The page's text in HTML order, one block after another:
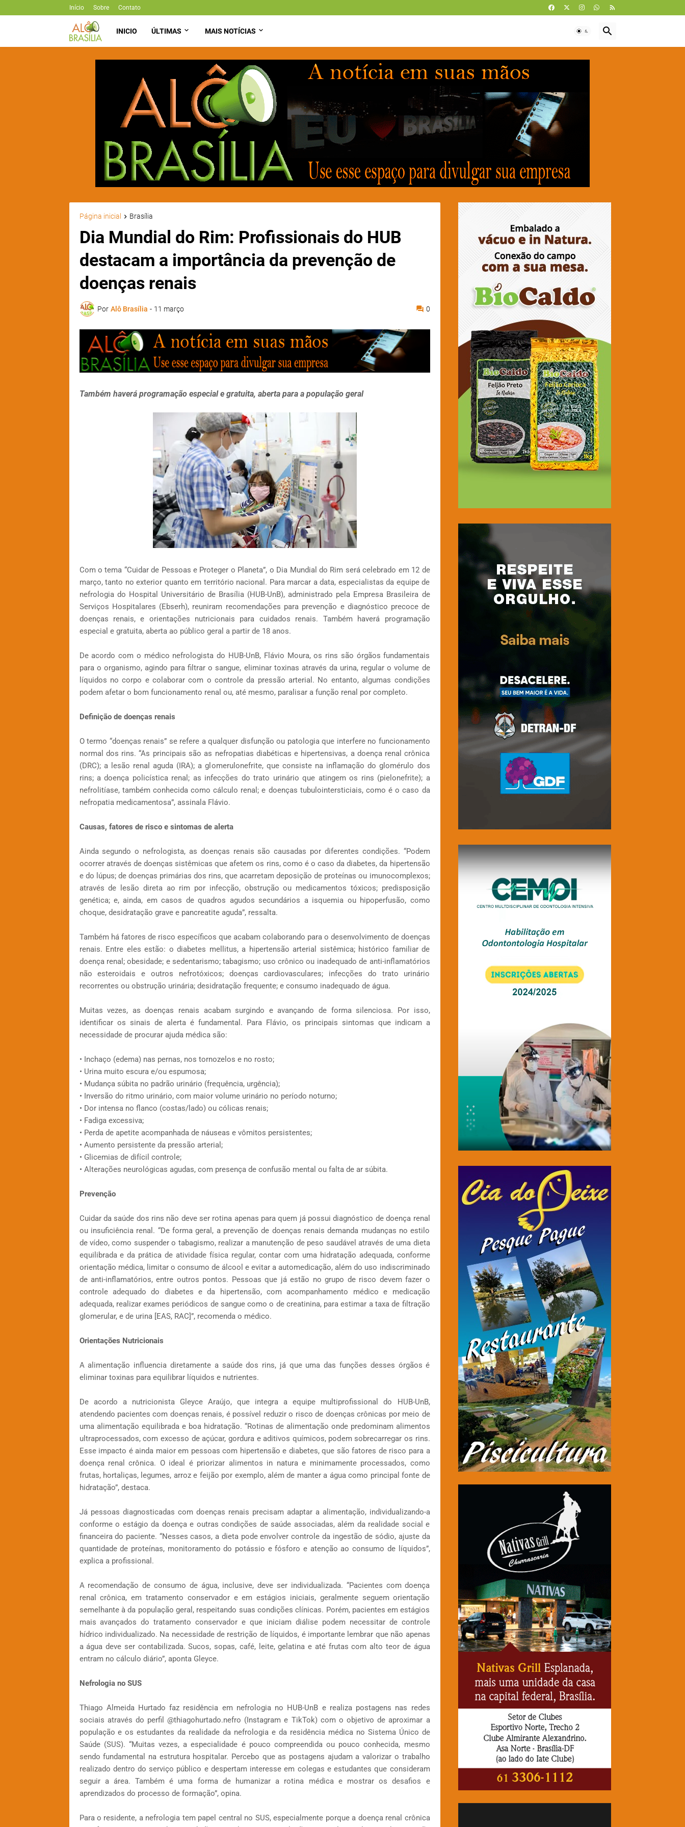
Início Sobre Contato
INICIO ÚLTIMAS MAIS NOTÍCIAS
Página inicial Brasília
Dia Mundial do Rim: Profissionais do HUB
destacam a importância da prevenção de
doenças renais
Por Alô Brasília - 11 março 0
Também haverá programação especial e gratuita, aberta para a população geral
Com o tema “Cuidar de Pessoas e Proteger o Planeta”, o Dia Mundial do Rim será celebrado em 12 de
março, tanto no exterior quanto em território nacional. Para marcar a data, especialistas da equipe de
nefrologia do Hospital Universitário de Brasília (HUB-UnB), administrado pela Empresa Brasileira de
Serviços Hospitalares (Ebserh), reuniram recomendações para prevenção e diagnóstico precoce de
doenças renais, e orientações nutricionais para cuidados renais. Também haverá programação
especial e gratuita, aberta ao público geral a partir de 18 anos.
De acordo com o médico nefrologista do HUB-UnB, Flávio Moura, os rins são órgãos fundamentais
para o organismo, agindo para filtrar o sangue, eliminar toxinas através da urina, regular o volume de
líquidos no corpo e colaborar com o controle da pressão arterial. No entanto, algumas condições
podem afetar o bom funcionamento renal ou, até mesmo, paralisar a função renal por completo.
Definição de doenças renais
O termo “doenças renais” se refere a qualquer disfunção ou patologia que interfere no funcionamento
normal dos rins. “As principais são as nefropatias diabéticas e hipertensivas, a doença renal crônica
(DRC); a lesão renal aguda (IRA); a glomerulonefrite, que consiste na inflamação do glomérulo dos
rins; a doença policística renal; as infecções do trato urinário que atingem os rins (pielonefrite); a
nefrolitíase, também conhecida como cálculo renal; e doenças tubulointersticiais, como é o caso da
nefropatia medicamentosa”, assinala Flávio.
Causas, fatores de risco e sintomas de alerta
Ainda segundo o nefrologista, as doenças renais são causadas por diferentes condições. “Podem
ocorrer através de doenças sistêmicas que afetem os rins, como é o caso da diabetes, da hipertensão
e do lúpus; de doenças primárias dos rins, que acarretam deposição de proteínas ou imunocomplexos;
através de lesão direta ao rim por infecção, obstrução ou medicamentos tóxicos; predisposição
genética; e, ainda, em casos de quadros agudos secundários a isquemia ou hipoperfusão, como
choque, desidratação grave e pancreatite aguda”, ressalta.
Também há fatores de risco específicos que acabam colaborando para o desenvolvimento de doenças
renais. Entre eles estão: o diabetes mellitus, a hipertensão arterial sistêmica; histórico familiar de
doença renal; obesidade; e sedentarismo; tabagismo; uso crônico ou inadequado de anti-inflamatórios
não esteroidais e outros nefrotóxicos; doenças cardiovasculares; infecções do trato urinário
recorrentes ou obstrução urinária; desidratação frequente; e consumo inadequado de água.
Muitas vezes, as doenças renais acabam surgindo e avançando de forma silenciosa. Por isso,
identificar os sinais de alerta é fundamental. Para Flávio, os principais sintomas que indicam a
necessidade de procurar ajuda médica são:
• Inchaço (edema) nas pernas, nos tornozelos e no rosto;
• Urina muito escura e/ou espumosa;
• Mudança súbita no padrão urinário (frequência, urgência);
• Inversão do ritmo urinário, com maior volume urinário no período noturno;
• Dor intensa no flanco (costas/lado) ou cólicas renais;
• Fadiga excessiva;
• Perda de apetite acompanhada de náuseas e vômitos persistentes;
• Aumento persistente da pressão arterial;
• Glicemias de difícil controle;
• Alterações neurológicas agudas, com presença de confusão mental ou falta de ar súbita.
Prevenção
Cuidar da saúde dos rins não deve ser rotina apenas para quem já possui diagnóstico de doença renal
ou insuficiência renal. “De forma geral, a prevenção de doenças renais demanda mudanças no estilo
de vídeo, como suspender o tabagismo, realizar a manutenção de peso saudável através de uma dieta
equilibrada e da prática de atividade física regular, contar com uma hidratação adequada, conforme
orientação médica, limitar o consumo de álcool e evitar a automedicação, além do uso indiscriminado
de anti-inflamatórios, entre outros pontos. Pessoas que já estão no grupo de risco devem fazer o
controle adequado do diabetes e da hipertensão, com acompanhamento médico e medicação
adequada, realizar exames periódicos de sangue como o de creatinina, para estimar a taxa de filtração
glomerular, e de urina [EAS, RAC]”, recomenda o médico.
Orientações Nutricionais
A alimentação influencia diretamente a saúde dos rins, já que uma das funções desses órgãos é
eliminar toxinas para equilibrar líquidos e nutrientes.
De acordo a nutricionista Gleyce Araújo, que integra a equipe multiprofissional do HUB-UnB,
atendendo pacientes com doenças renais, é possível reduzir o risco de doenças crônicas por meio de
uma alimentação equilibrada e boa hidratação. “Rotinas de alimentação onde predominam alimentos
ultraprocessados, com excesso de açúcar, gordura e aditivos químicos, podem sobrecarregar os rins.
Esse impacto é ainda maior em pessoas com hipertensão e diabetes, que são fatores de risco para a
doença renal crônica. O ideal é priorizar alimentos in natura e minimamente processados, como
frutas, hortaliças, legumes, arroz e feijão por exemplo, além de manter a água como principal fonte de
hidratação”, destaca.
Já pessoas diagnosticadas com doenças renais precisam adaptar a alimentação, individualizando-a
conforme o estágio da doença e outras condições de saúde associadas, além da realidade social e
financeira do paciente. “Nesses casos, a dieta pode envolver controle da ingestão de sódio, ajuste da
quantidade de proteínas, monitoramento do potássio e fósforo e atenção ao consumo de líquidos”,
explica a profissional.
A recomendação de consumo de água, inclusive, deve ser individualizada. “Pacientes com doença
renal crônica, em tratamento conservador e em estágios iniciais, geralmente seguem orientação
semelhante à da população geral, respeitando suas condições clínicas. Porém, pacientes em estágios
mais avançados do tratamento conservador e que iniciam diálise podem necessitar de controle
hídrico individualizado. Na necessidade de restrição de líquidos, é importante lembrar que não apenas
a água deve ser contabilizada. Sucos, sopas, café, leite, gelatina e até frutas com alto teor de água
entram no cálculo diário”, aponta Gleyce.
Nefrologia no SUS
Thiago Almeida Hurtado faz residência em nefrologia no HUB-UnB e realiza postagens nas redes
sociais através do perfil @thiagohurtado.nefro (Instagram e TikTok) com o objetivo de aproximar a
população e os estudantes da realidade da nefrologia e da residência médica no Sistema Único de
Saúde (SUS). “Muitas vezes, a especialidade é pouco compreendida ou pouco conhecida, mesmo
sendo fundamental na estrutura hospitalar. Percebo que as postagens ajudam a valorizar o trabalho
realizado dentro do serviço público e despertam interesse em colegas e estudantes que consideram
seguir a área. Também é uma forma de humanizar a rotina médica e mostrar os desafios e
aprendizados do processo de formação”, opina.
Para o residente, a nefrologia tem papel central no SUS, especialmente porque a doença renal crônica